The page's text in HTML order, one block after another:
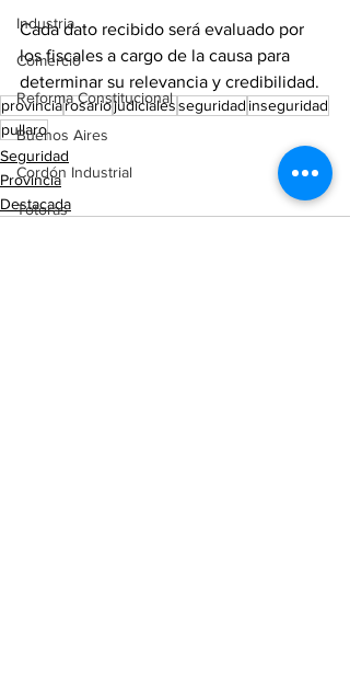
Industria
Comercio
Reforma Constitucional
Buenos Aires
Cordón Industrial
Totoras
Cada dato recibido será evaluado por
los fiscales a cargo de la causa para
determinar su relevancia y credibilidad.
provinciarosariojudicialesseguridad inseguridad
pullaro
Seguridad
Provincia
Destacada